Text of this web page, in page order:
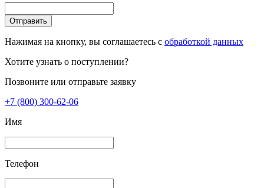
Отправить
Нажимая на кнопку, вы соглашаетесь с обработкой данных
Хотите узнать о поступлении?
Позвоните или отправьте заявку
+7 (800) 300-62-06
Имя
Телефон